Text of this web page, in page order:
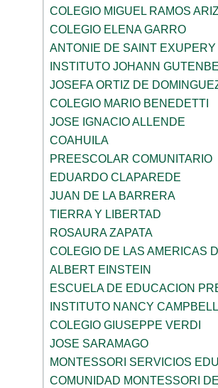
COLEGIO MIGUEL RAMOS
COLEGIO ELENA GARRO
ANTONIE DE SAINT EXUPERY
INSTITUTO JOHANN
JOSEFA ORTIZ DE
COLEGIO MARIO BENEDETTI
JOSE IGNACIO ALLENDE
COAHUILA
PREESCOLAR COMUNITARIO
EDUARDO CLAPAREDE
JUAN DE LA BARRERA
TIERRA Y LIBERTAD
ROSAURA ZAPATA
COLEGIO DE LAS AMERICAS
ALBERT EINSTEIN
ESCUELA DE EDUCACION
INSTITUTO NANCY CAMPBELL
COLEGIO GIUSEPPE VERDI
JOSE SARAMAGO
MONTESSORI SERVICIOS
COMUNIDAD MONTESSORI